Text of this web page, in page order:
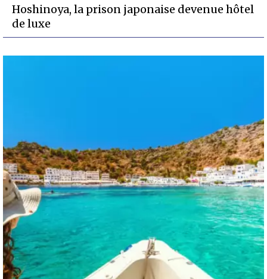
Hoshinoya, la prison japonaise devenue hôtel
de luxe